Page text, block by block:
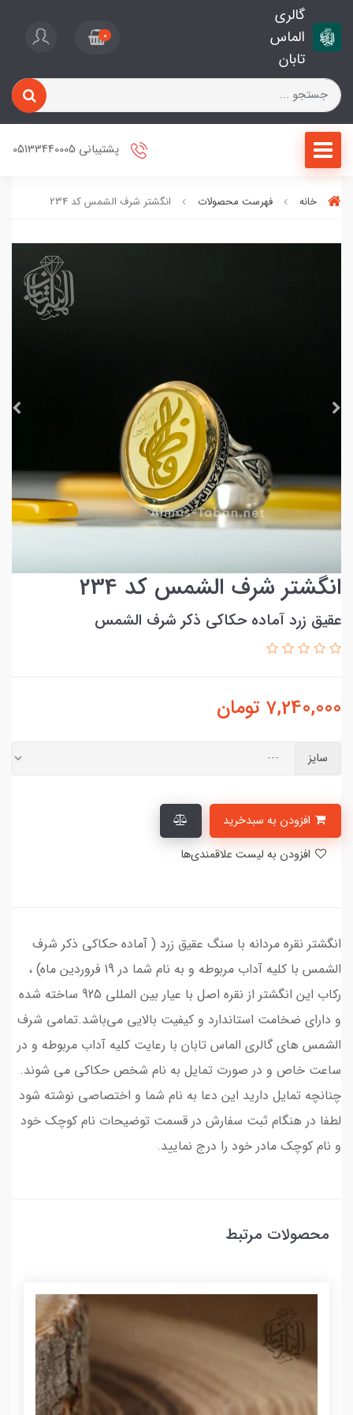
گالری
الماس
تابان
0
پشتیبانی 05133440005
خانه فهرست محصولات انگشتر شرف الشمس کد 234
انگشتر شرف الشمس کد 234
عقیق زرد آماده حکاکی ذکر شرف الشمس
7,240,000 تومان
سایز
انگشتر نقره مردانه با سنگ عقیق زرد ( آماده حکاکی ذکر شرف
الشمس با کلیه آداب مربوطه و به نام شما در 19 فروردین ماه) ،
رکاب این انگشتر از نقره اصل با عیار بین المللی 925 ساخته شده
و دارای ضخامت استاندارد و کیفیت بالایی می‌باشد.تمامی شرف
الشمس های گالری الماس تابان با رعایت کلیه آداب مربوطه و در
ساعت خاص و در صورت تمایل به نام شخص حکاکی می شوند.
چنانچه تمایل دارید این دعا به نام شما و اختصاصی نوشته شود
لطفا در هنگام ثبت سفارش در قسمت توضیحات نام کوچک خود
و نام کوچک مادر خود را درج نمایید.
محصولات مرتبط